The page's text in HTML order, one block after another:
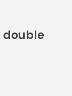
double